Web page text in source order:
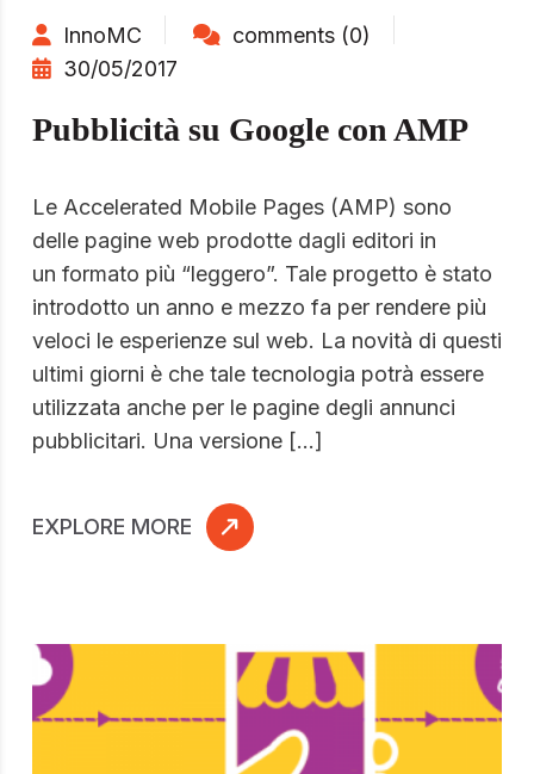
InnoMC
comments (0)
30/05/2017
Pubblicità su Google con AMP
Le Accelerated Mobile Pages (AMP) sono
delle pagine web prodotte dagli editori in
un formato più “leggero”. Tale progetto è stato
introdotto un anno e mezzo fa per rendere più
veloci le esperienze sul web. La novità di questi
ultimi giorni è che tale tecnologia potrà essere
utilizzata anche per le pagine degli annunci
pubblicitari. Una versione […]
EXPLORE MORE